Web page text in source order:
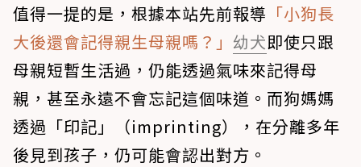
值得一提的是，根據本站先前報導 「小狗長
大後還會記得親生母親嗎？」 幼犬即使只跟
母親短暫生活過，仍能透過氣味來記得母
親，甚至永遠不會忘記這個味道。而狗媽媽
透過「印記」（imprinting），在分離多年
後見到孩子，仍可能會認出對方。